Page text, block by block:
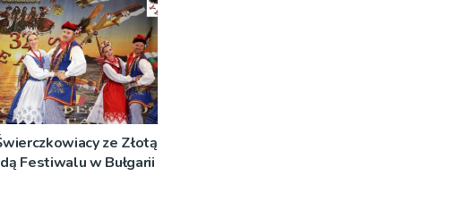
ze Złotą
Festiwalu w Bułgarii